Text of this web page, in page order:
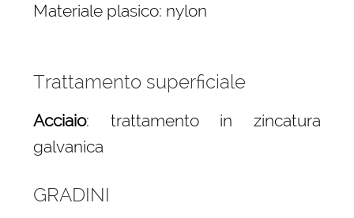
Materiale plasico: nylon
Trattamento superficiale
Acciaio: trattamento in zincatura
galvanica
GRADINI